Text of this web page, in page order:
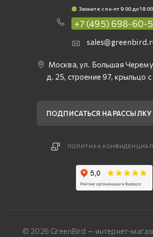
Звоните: c пн-пт 9:00 до 18:00
+7 (495) 698-60-
Москва, ул. Большая
д. 25, строение 97, крыльцо
ПОДПИСАТЬСЯ НА РАССЫЛКУ
ПОЛИТИКА
© 2026 GreenBird — интернет-